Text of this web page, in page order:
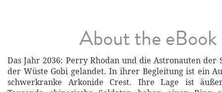
About the eBook
Das Jahr 2036: Perry Rhodan und die Astronauten der
der Wüste Gobi gelandet. In ihrer Begleitung ist ein
schwerkranke Arkonide Crest. Ihre Lage ist